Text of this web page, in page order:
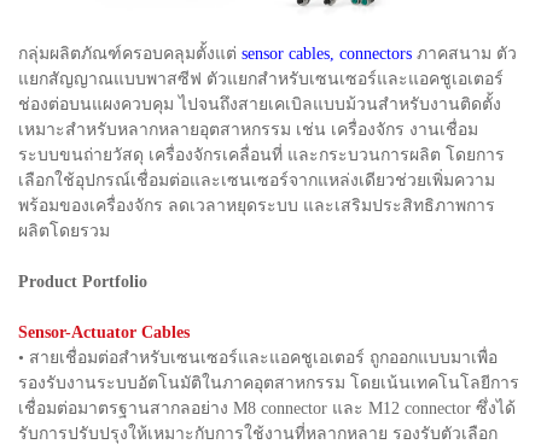
กลุ่มผลิตภัณฑ์ครอบคลุมตั้งแต่ sensor cables, connectors ภาคสนาม ตัว
แยกสัญญาณแบบพาสซีฟ ตัวแยกสำหรับเซนเซอร์และแอคชูเอเตอร์
ช่องต่อบนแผงควบคุม ไปจนถึงสายเคเบิลแบบม้วนสำหรับงานติดตั้ง
เหมาะสำหรับหลากหลายอุตสาหกรรม เช่น เครื่องจักร งานเชื่อม
ระบบขนถ่ายวัสดุ เครื่องจักรเคลื่อนที่ และกระบวนการผลิต โดยการ
เลือกใช้อุปกรณ์เชื่อมต่อและเซนเซอร์จากแหล่งเดียวช่วยเพิ่มความ
พร้อมของเครื่องจักร ลดเวลาหยุดระบบ และเสริมประสิทธิภาพการ
ผลิตโดยรวม
Product Portfolio
Sensor-Actuator Cables
• สายเชื่อมต่อสำหรับเซนเซอร์และแอคชูเอเตอร์ ถูกออกแบบมาเพื่อ
รองรับงานระบบอัตโนมัติในภาคอุตสาหกรรม โดยเน้นเทคโนโลยีการ
เชื่อมต่อมาตรฐานสากลอย่าง M8 connector และ M12 connector ซึ่งได้
รับการปรับปรุงให้เหมาะกับการใช้งานที่หลากหลาย รองรับตัวเลือก